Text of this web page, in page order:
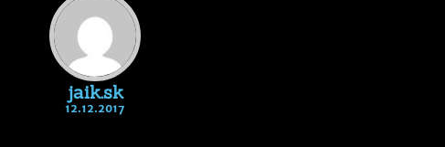
jaik.sk
12.12.2017